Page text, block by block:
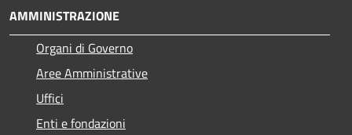
AMMINISTRAZIONE
Organi di Governo
Aree Amministrative
Uffici
Enti e fondazioni